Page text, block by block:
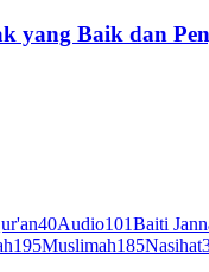
yang Baik dan
40Audio101Baiti
195Muslimah185Nasihat